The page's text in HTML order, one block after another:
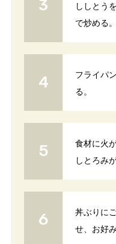
ししとう
で炒める。
フライパ
る。
食材に火
しとろみ
丼ぶりに
せ、お好